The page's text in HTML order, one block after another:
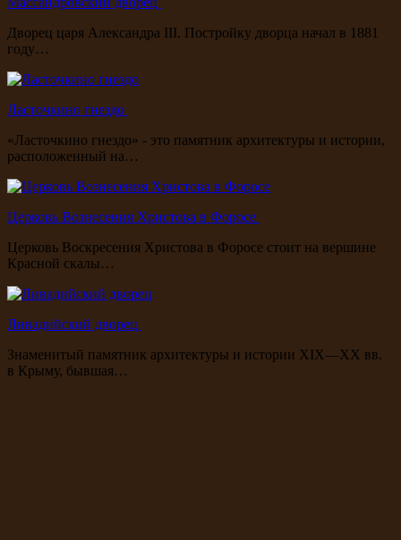
Дворец царя Александра III. Постройку дворца начал в 1881
году…
Ласточкино гнездо
«Ласточкино гнездо» - это памятник архитектуры и истории,
расположенный на…
Церковь Вознесения Христова в Форосе
Церковь Воскресения Христова в Форосе стоит на вершине
Красной скалы…
Ливадийский дворец
Знаменитый памятник архитектуры и истории XIX—XX вв.
в Крыму, бывшая…